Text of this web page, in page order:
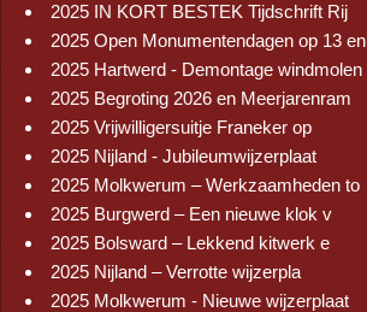
2025 IN KORT BESTEK Tijdschrift Rij
2025 Open Monumentendagen op 13 en
2025 Hartwerd - Demontage windmolen
2025 Begroting 2026 en Meerjarenram
2025 Vrijwilligersuitje Franeker op
2025 Nijland - Jubileumwijzerplaat
2025 Molkwerum – Werkzaamheden to
2025 Burgwerd – Een nieuwe klok v
2025 Bolsward – Lekkend kitwerk e
2025 Nijland – Verrotte wijzerpla
2025 Molkwerum - Nieuwe wijzerplaat